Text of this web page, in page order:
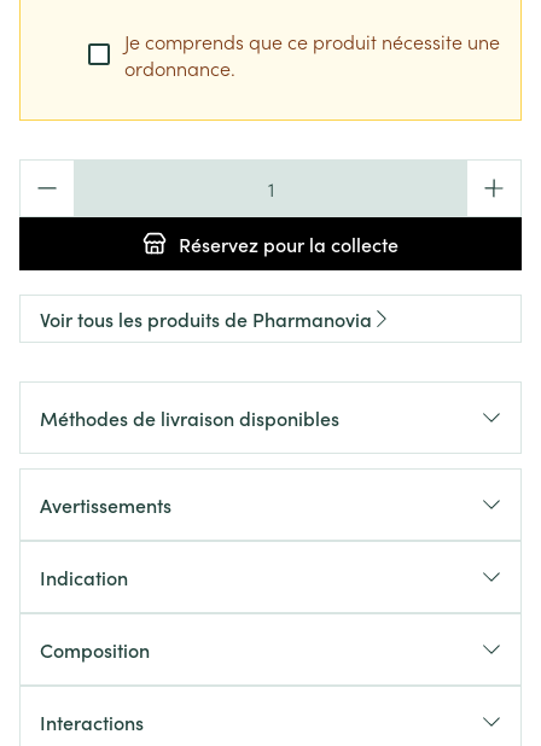
Je comprends que ce produit nécessite une
ordonnance.
Réservez pour la collecte
Voir tous les produits de Pharmanovia
Méthodes de livraison disponibles
Avertissements
Indication
Composition
Interactions